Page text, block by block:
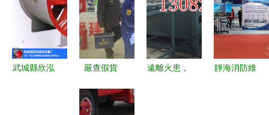
消防器材銷
售
護專家
區域消防安
您與社會的
安全
武城縣欣泓
嚴查假貨
克拉瑪依消
遠離火患，
靜海消防維